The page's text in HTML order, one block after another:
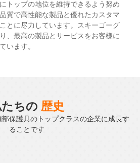
トップの地位を維持できるよう努め
質で高性能な製品と優れたカスタマ
とに尽力しています。スキーゴーグ
、最高の製品とサービスをお客様に
います。
ちの 歴史
保護具のトップクラスの企業に成長す
ることです